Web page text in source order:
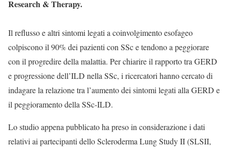
Research & Therapy.
Il reflusso e altri sintomi legati a coinvolgimento esofageo
colpiscono il 90% dei pazienti con SSc e tendono a peggiorare
con il progredire della malattia. Per chiarire il rapporto tra GERD
e progressione dell’ILD nella SSc, i ricercatori hanno cercato di
indagare la relazione tra l’aumento dei sintomi legati alla GERD e
il peggioramento della SSc-ILD.
Lo studio appena pubblicato ha preso in considerazione i dati
relativi ai partecipanti dello Scleroderma Lung Study II (SLSII,